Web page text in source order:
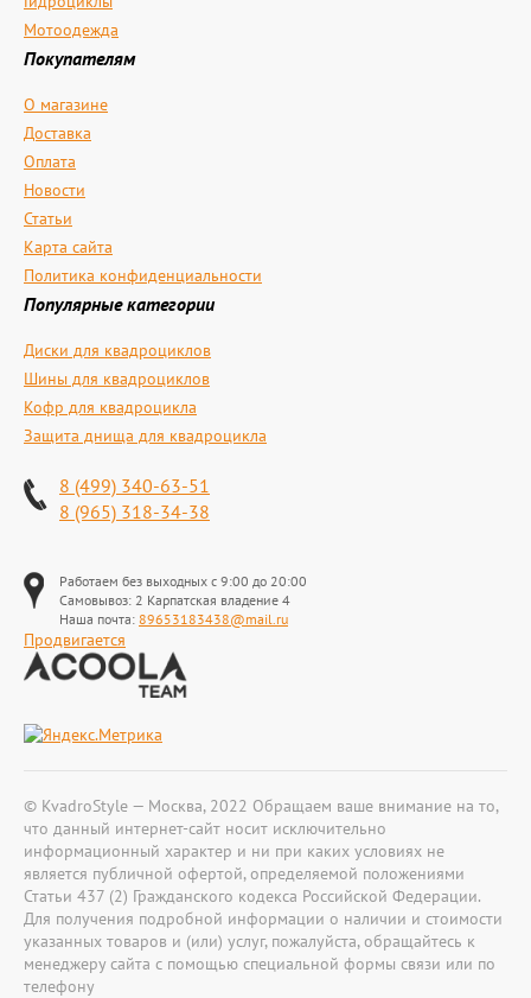
Мотоодежда
Покупателям
О магазине
Доставка
Оплата
Новости
Статьи
Карта сайта
Политика конфиденциальности
Популярные категории
Диски для квадроциклов
Шины для квадроциклов
Кофр для квадроцикла
Защита днища для квадроцикла
8 (499) 340-63-51
8 (965) 318-34-38
Работаем без выходных с 9:00 до 20:00
Самовывоз: 2 Карпатская владение 4
Наша почта: 89653183438@mail.ru
Продвигается
© KvadroStyle — Москва, 2022 Обращаем ваше внимание на то,
что данный интернет-сайт носит исключительно
информационный характер и ни при каких условиях не
является публичной офертой, определяемой положениями
Статьи 437 (2) Гражданского кодекса Российской Федерации.
Для получения подробной информации о наличии и стоимости
указанных товаров и (или) услуг, пожалуйста, обращайтесь к
менеджеру сайта с помощью специальной формы связи или по
телефону